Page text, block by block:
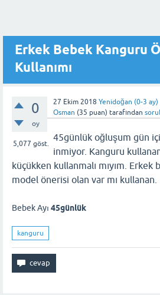
Erkek Bebek Kanguru
Kullanımı
0
oy
5,077 göst.
27 Ekim 2018 Yenidoğan (0-3 ay)
Osman (35 puan) tarafından
45günlük oğluşum gün
inmiyor. Kanguru
küçükken kullanmalı mıyım. Erkek
model önerisi olan var mı kullanan.
Bebek Ayı 45günlük
kanguru